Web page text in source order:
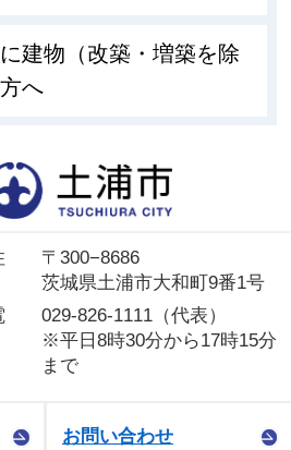
建物（改築・増築を除
へ
〒300−8686
茨城県土浦市大和町9番1号
029-826-1111（代表）
※平日8時30分から17時15分
まで
お問い合わせ